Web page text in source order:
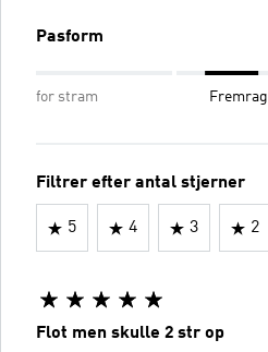
Pasform
for stram
Filtrer efter antal stjerner
5 4 3 2
Flot men skulle 2 str op